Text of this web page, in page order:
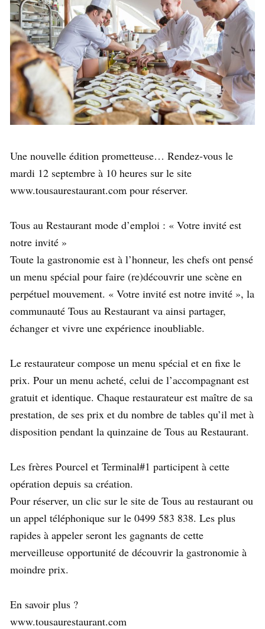
Une nouvelle édition prometteuse… Rendez-vous le
mardi 12 septembre à 10 heures sur le site
www.tousaurestaurant.com pour réserver.
Tous au Restaurant mode d’emploi : « Votre invité est
notre invité »
Toute la gastronomie est à l’honneur, les chefs ont pensé
un menu spécial pour faire (re)découvrir une scène en
perpétuel mouvement. « Votre invité est notre invité », la
communauté Tous au Restaurant va ainsi partager,
échanger et vivre une expérience inoubliable.
Le restaurateur compose un menu spécial et en fixe le
prix. Pour un menu acheté, celui de l’accompagnant est
gratuit et identique. Chaque restaurateur est maître de sa
prestation, de ses prix et du nombre de tables qu’il met à
disposition pendant la quinzaine de Tous au Restaurant.
Les frères Pourcel et Terminal#1 participent à cette
opération depuis sa création.
Pour réserver, un clic sur le site de Tous au restaurant ou
un appel téléphonique sur le 0499 583 838. Les plus
rapides à appeler seront les gagnants de cette
merveilleuse opportunité de découvrir la gastronomie à
moindre prix.
En savoir plus ?
www.tousaurestaurant.com